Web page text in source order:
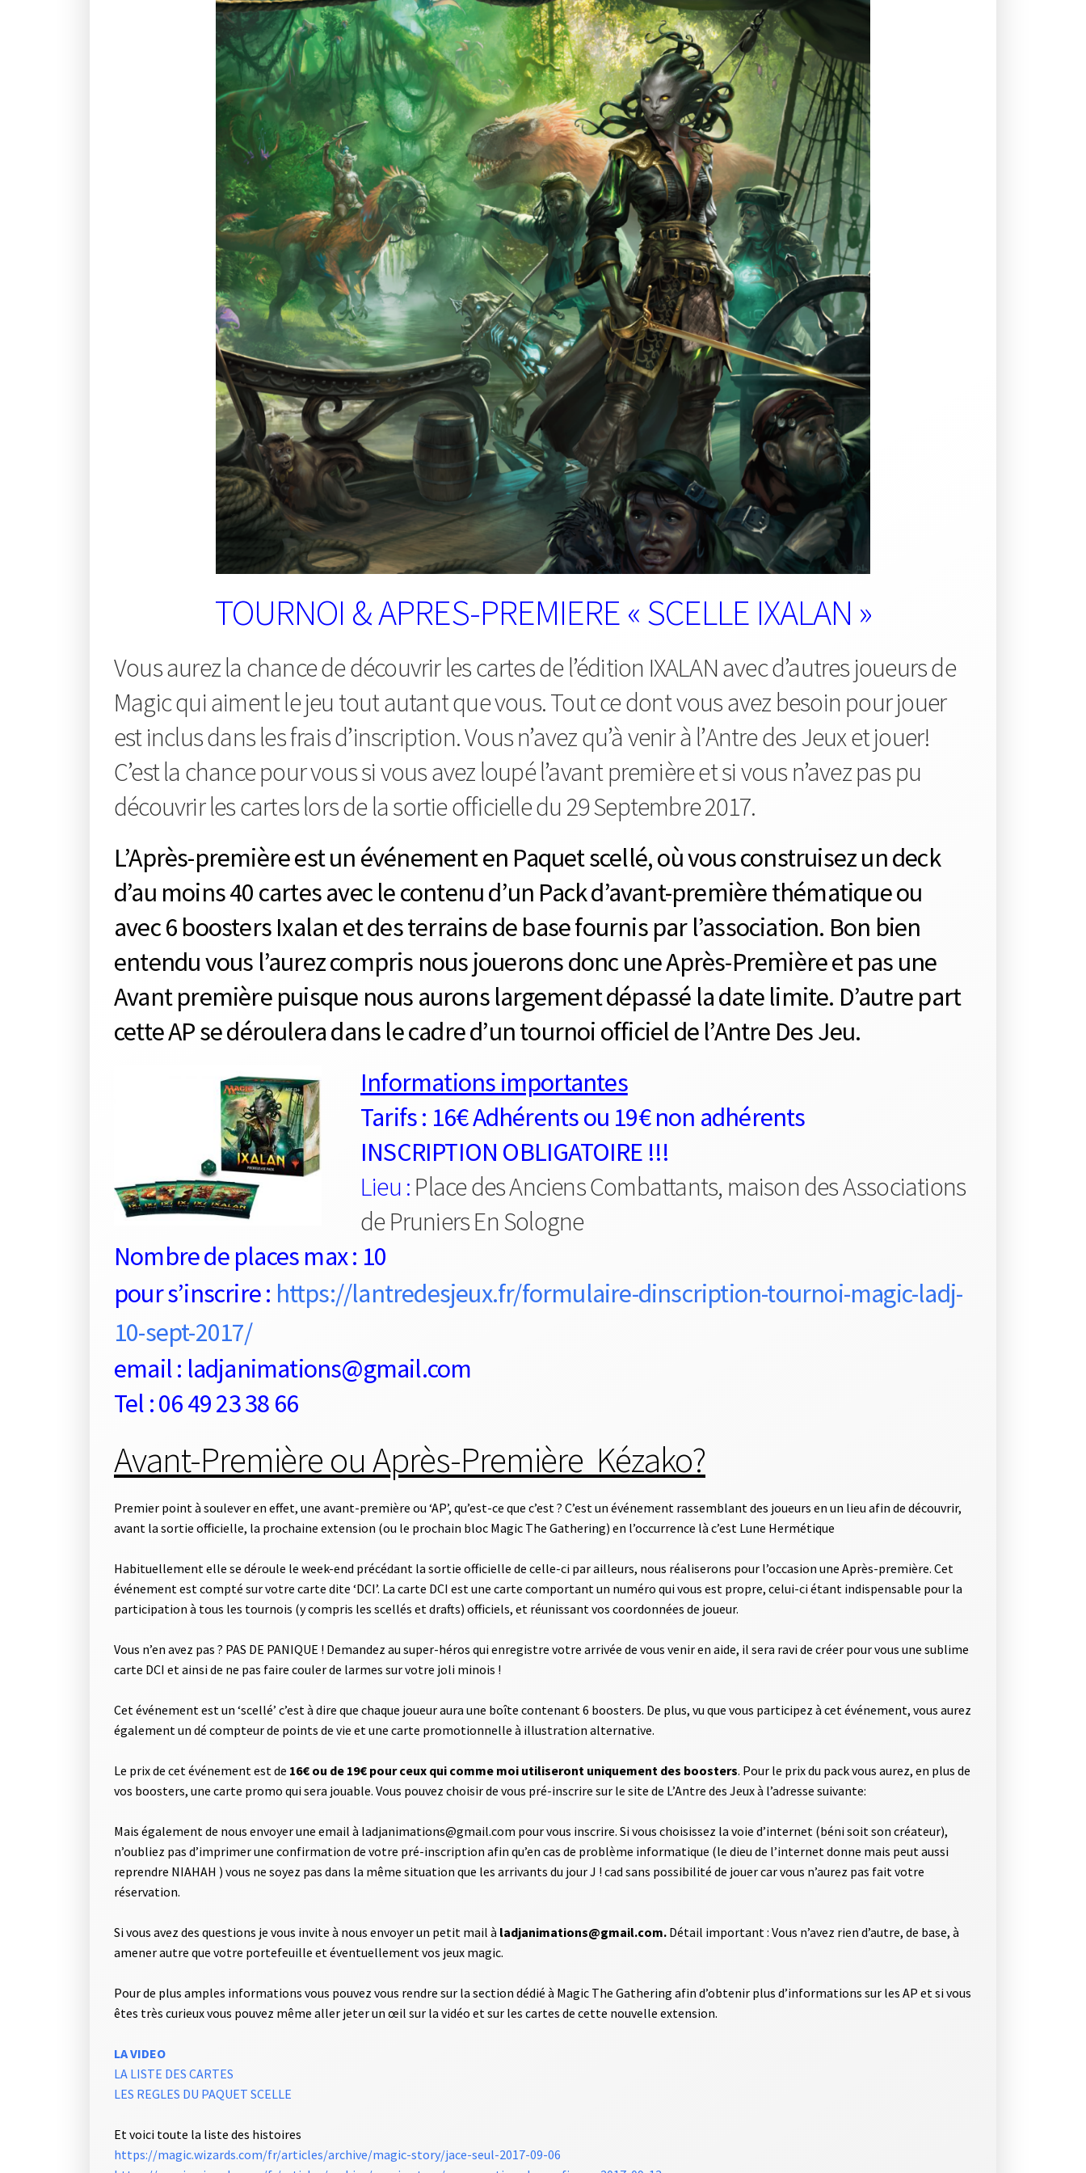
TOURNOI & APRES-PREMIERE « SCELLE IXALAN »
Vous aurez la chance de découvrir les cartes de l’édition IXALAN avec d’autres joueurs de
Magic qui aiment le jeu tout autant que vous. Tout ce dont vous avez besoin pour jouer
est inclus dans les frais d’inscription. Vous n’avez qu’à venir à l’Antre des Jeux et jouer!
C’est la chance pour vous si vous avez loupé l’avant première et si vous n’avez pas pu
découvrir les cartes lors de la sortie officielle du 29 Septembre 2017.
L’Après-première est un événement en Paquet scellé, où vous construisez un deck
d’au moins 40 cartes avec le contenu d’un Pack d’avant-première thématique ou
avec 6 boosters Ixalan et des terrains de base fournis par l’association. Bon bien
entendu vous l’aurez compris nous jouerons donc une Après-Première et pas une
Avant première puisque nous aurons largement dépassé la date limite. D’autre part
cette AP se déroulera dans le cadre d’un tournoi officiel de l’Antre Des Jeu.
Informations importantes
Tarifs : 16€ Adhérents ou 19€ non adhérents
INSCRIPTION OBLIGATOIRE !!!
Lieu : Place des Anciens Combattants, maison des Associations
de Pruniers En Sologne
Nombre de places max : 10
pour s’inscrire : https://lantredesjeux.fr/formulaire-dinscription-tournoi-magic-ladj-
10-sept-2017/
email : ladjanimations@gmail.com
Tel : 06 49 23 38 66
Avant-Première ou Après-Première Kézako?
Premier point à soulever en effet, une avant-première ou ‘AP’, qu’est-ce que c’est ? C’est un événement rassemblant des joueurs en un lieu afin de découvrir,
avant la sortie officielle, la prochaine extension (ou le prochain bloc Magic The Gathering) en l’occurrence là c’est Lune Hermétique
Habituellement elle se déroule le week-end précédant la sortie officielle de celle-ci par ailleurs, nous réaliserons pour l’occasion une Après-première. Cet
événement est compté sur votre carte dite ‘DCI’. La carte DCI est une carte comportant un numéro qui vous est propre, celui-ci étant indispensable pour la
participation à tous les tournois (y compris les scellés et drafts) officiels, et réunissant vos coordonnées de joueur.
Vous n’en avez pas ? PAS DE PANIQUE ! Demandez au super-héros qui enregistre votre arrivée de vous venir en aide, il sera ravi de créer pour vous une sublime
carte DCI et ainsi de ne pas faire couler de larmes sur votre joli minois !
Cet événement est un ‘scellé’ c’est à dire que chaque joueur aura une boîte contenant 6 boosters. De plus, vu que vous participez à cet événement, vous aurez
également un dé compteur de points de vie et une carte promotionnelle à illustration alternative.
Le prix de cet événement est de 16€ ou de 19€ pour ceux qui comme moi utiliseront uniquement des boosters. Pour le prix du pack vous aurez, en plus de
vos boosters, une carte promo qui sera jouable. Vous pouvez choisir de vous pré-inscrire sur le site de L’Antre des Jeux à l’adresse suivante:
Mais également de nous envoyer une email à ladjanimations@gmail.com pour vous inscrire. Si vous choisissez la voie d’internet (béni soit son créateur),
n’oubliez pas d’imprimer une confirmation de votre pré-inscription afin qu’en cas de problème informatique (le dieu de l’internet donne mais peut aussi
reprendre NIAHAH ) vous ne soyez pas dans la même situation que les arrivants du jour J ! cad sans possibilité de jouer car vous n’aurez pas fait votre
réservation.
Si vous avez des questions je vous invite à nous envoyer un petit mail à ladjanimations@gmail.com. Détail important : Vous n’avez rien d’autre, de base, à
amener autre que votre portefeuille et éventuellement vos jeux magic.
Pour de plus amples informations vous pouvez vous rendre sur la section dédié à Magic The Gathering afin d’obtenir plus d’informations sur les AP et si vous
êtes très curieux vous pouvez même aller jeter un œil sur la vidéo et sur les cartes de cette nouvelle extension.
LA VIDEO
LA LISTE DES CARTES
LES REGLES DU PAQUET SCELLE
Et voici toute la liste des histoires
https://magic.wizards.com/fr/articles/archive/magic-story/jace-seul-2017-09-06